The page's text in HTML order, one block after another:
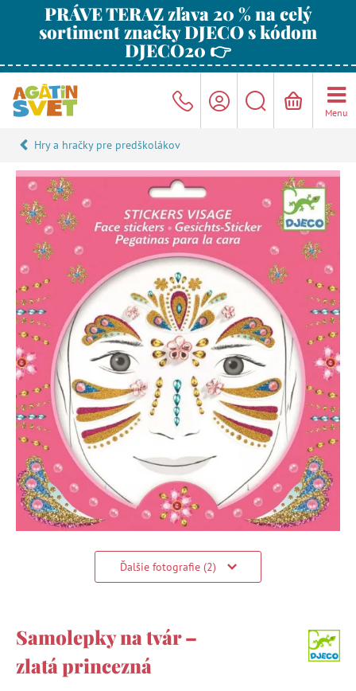
PRÁVE TERAZ zľava 20 % na celý
sortiment značky DJECO s kódom
DJECO20 👉
Menu
Hry a hračky pre predškolákov
Ďalšie fotografie (2)
Samolepky na tvár –
zlatá princezná